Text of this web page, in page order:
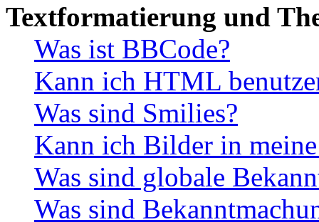
Textformatierung und
Was ist BBCode?
Kann ich HTML
Was sind Smilies?
Kann ich Bilder in
Was sind globale
Was sind